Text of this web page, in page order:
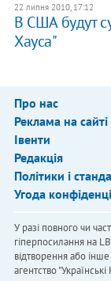
22 липня 2010, 17:12
В США будут
Хауса"
Про нас
Реклама на сайті
Івенти
Редакція
Політики і
Угода
У разі повного чи
гіперпосилання на
відтворення або
агентство